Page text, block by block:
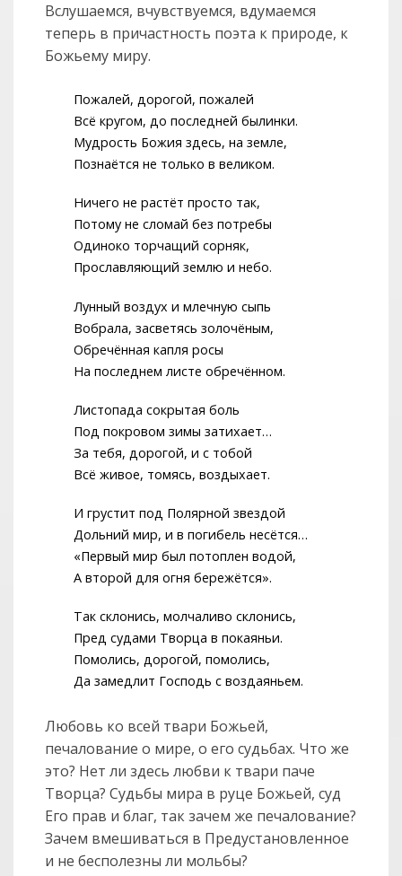
Вслушаемся, вчувствуемся, вдумаемся
теперь в причастность поэта к природе, к
Божьему миру.
Пожалей, дорогой, пожалей
Всё кругом, до последней былинки.
Мудрость Божия здесь, на земле,
Познаётся не только в великом.
Ничего не растёт просто так,
Потому не сломай без потребы
Одиноко торчащий сорняк,
Прославляющий землю и небо.
Лунный воздух и млечную сыпь
Вобрала, засветясь золочёным,
Обречённая капля росы
На последнем листе обречённом.
Листопада сокрытая боль
Под покровом зимы затихает…
За тебя, дорогой, и с тобой
Всё живое, томясь, воздыхает.
И грустит под Полярной звездой
Дольний мир, и в погибель несётся…
«Первый мир был потоплен водой,
А второй для огня бережётся».
Так склонись, молчаливо склонись,
Пред судами Творца в покаяньи.
Помолись, дорогой, помолись,
Да замедлит Господь с воздаяньем.
Любовь ко всей твари Божьей,
печалование о мире, о его судьбах. Что же
это? Нет ли здесь любви к твари паче
Творца? Судьбы мира в руце Божьей, суд
Его прав и благ, так зачем же печалование?
Зачем вмешиваться в Предустановленное
и не бесполезны ли мольбы?